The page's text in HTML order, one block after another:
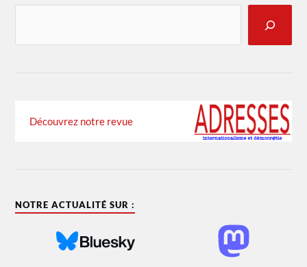
Découvrez notre revue
NOTRE ACTUALITÉ SUR :